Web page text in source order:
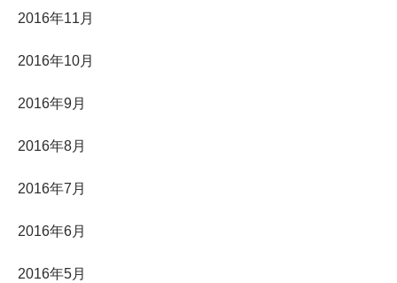
2016年11月
2016年10月
2016年9月
2016年8月
2016年7月
2016年6月
2016年5月